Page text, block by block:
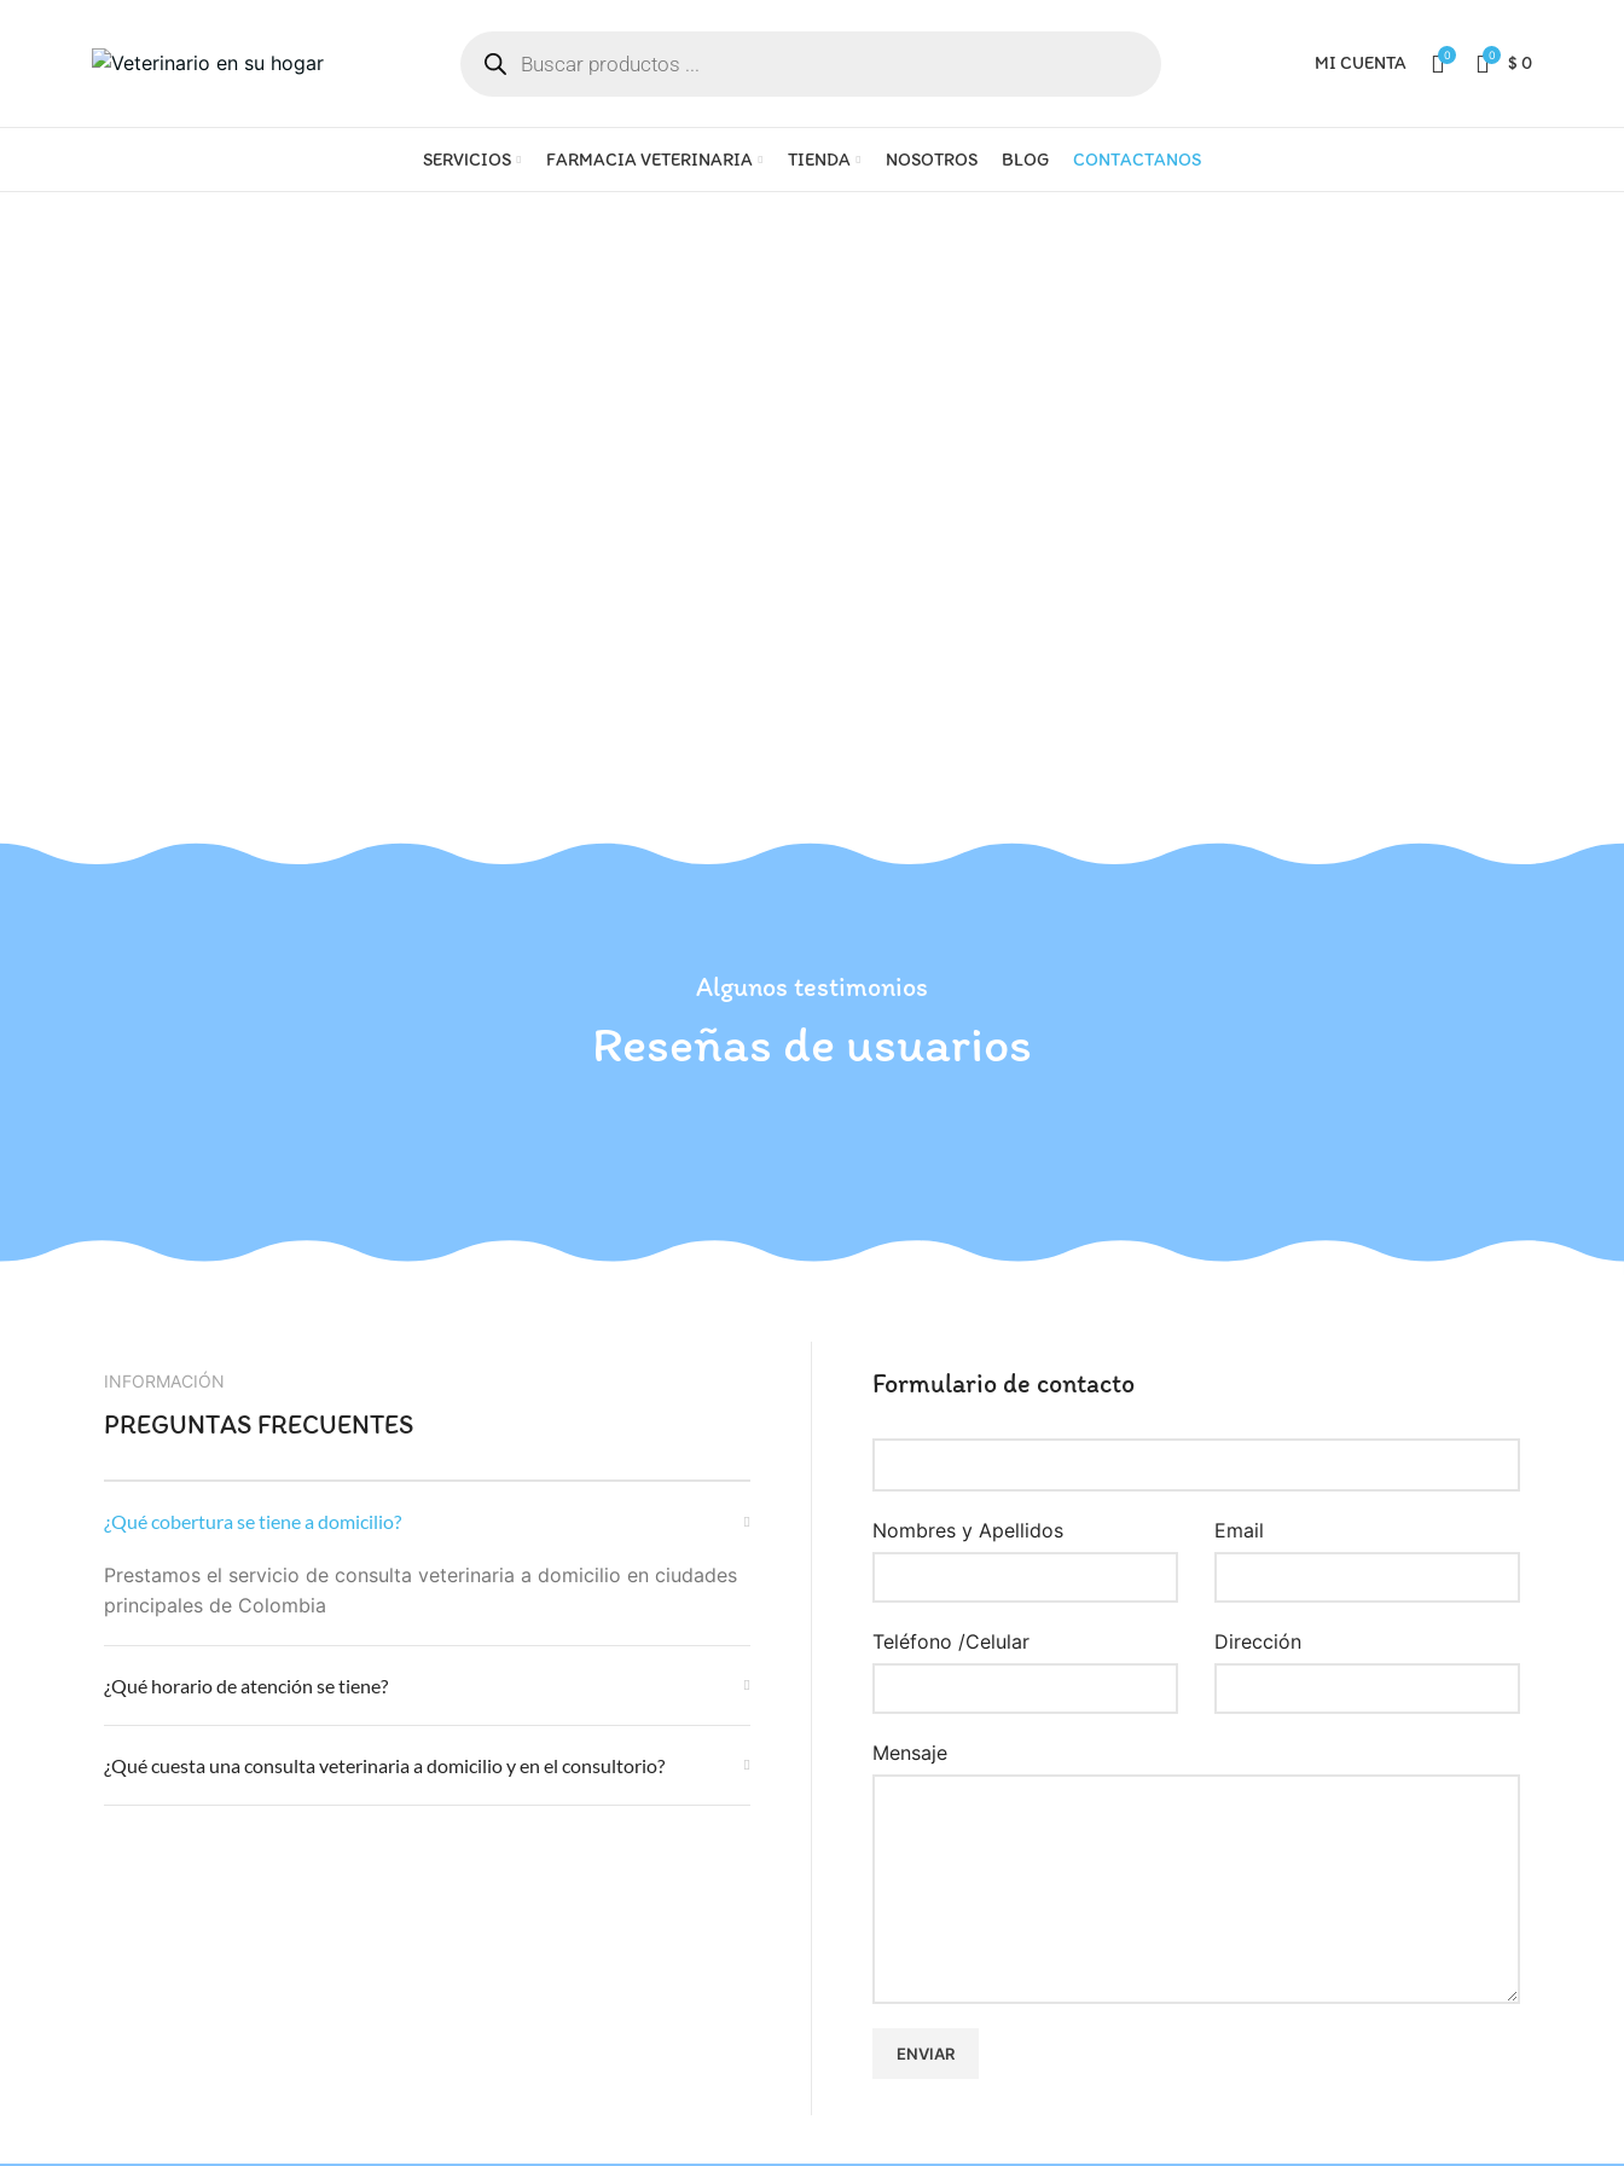
MI CUENTA 0 0 $ 0
SERVICIOS FARMACIA VETERINARIA TIENDA NOSOTROS BLOG CONTACTANOS
Algunos testimonios
Reseñas de usuarios
INFORMACIÓN
PREGUNTAS FRECUENTES
¿Qué cobertura se tiene a domicilio?
Prestamos el servicio de consulta veterinaria a domicilio en ciudades
principales de Colombia
¿Qué horario de atención se tiene?
¿Qué cuesta una consulta veterinaria a domicilio y en el consultorio?
Formulario de contacto
Nombres y Apellidos Email
Teléfono /Celular Dirección
Mensaje